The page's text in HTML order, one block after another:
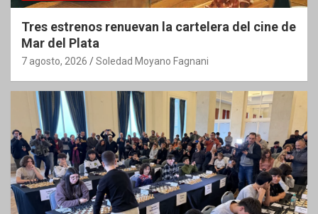
Tres estrenos renuevan la cartelera del cine de
Mar del Plata
7 agosto, 2026 Soledad Moyano Fagnani